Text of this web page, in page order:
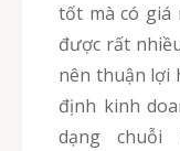
tốt mà có giá
được rất
nên thuận lợi
định kinh
dạng chuỗi